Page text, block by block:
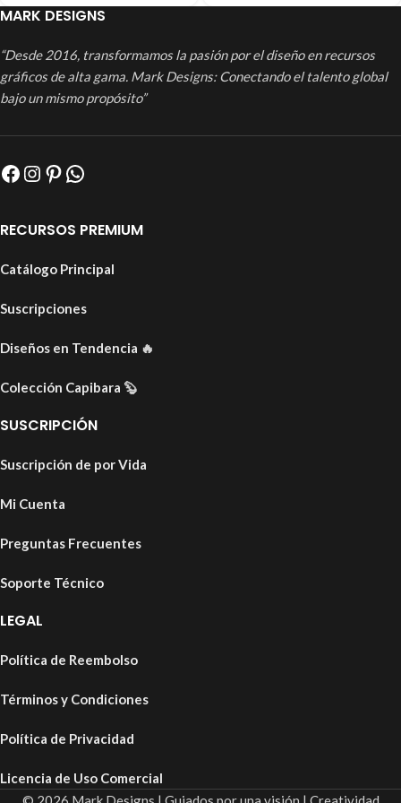
MARK DESIGNS
“Desde 2016, transformamos la pasión por el diseño en recursos
gráficos de alta gama. Mark Designs: Conectando el talento global
bajo un mismo propósito”
RECURSOS PREMIUM
Catálogo Principal
Suscripciones
Diseños en Tendencia 🔥
Colección Capibara 🦫
SUSCRIPCIÓN
Suscripción de por Vida
Mi Cuenta
Preguntas Frecuentes
Soporte Técnico
LEGAL
Política de Reembolso
Términos y Condiciones
Política de Privacidad
Licencia de Uso Comercial